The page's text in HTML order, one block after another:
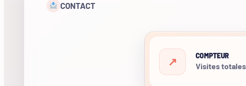
CONTACT
COMPTEUR
Visites